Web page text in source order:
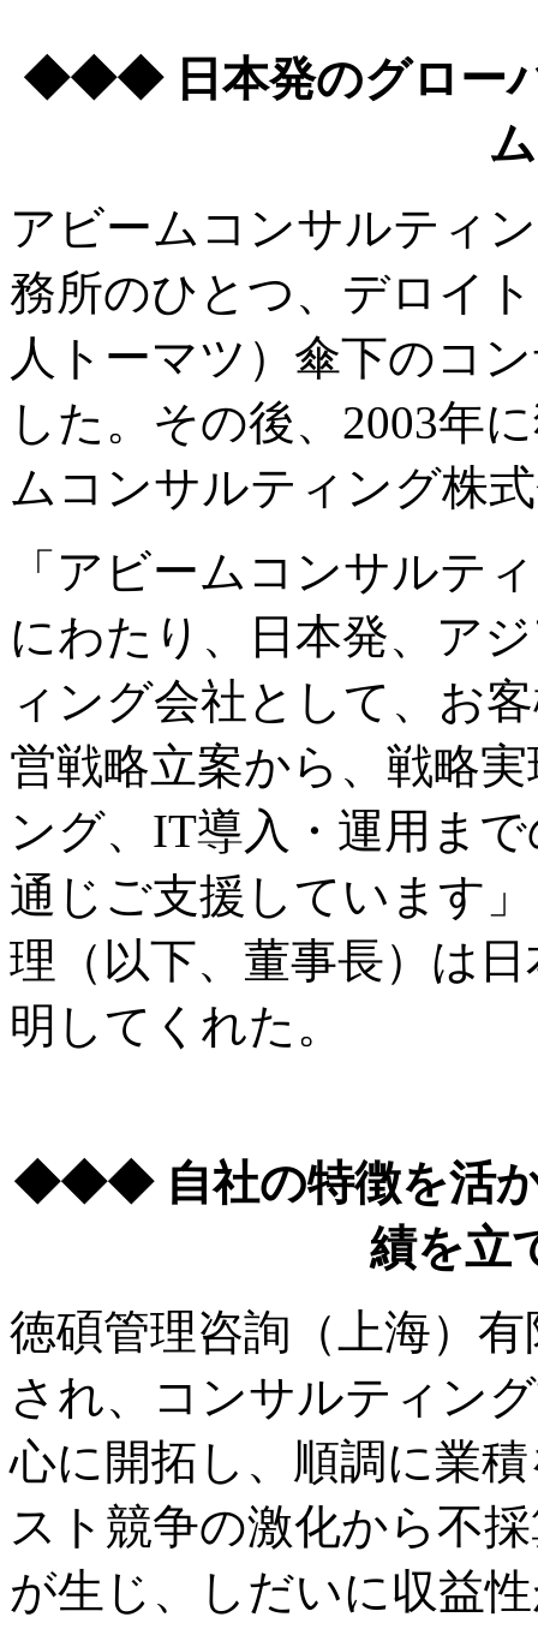
◆◆◆ 日本発のグロー
アビームコンサルティ
務所のひとつ、デロイ
人トーマツ）傘下のコ
した。その後、2003年
ムコンサルティング株
「アビームコンサルテ
にわたり、日本発、ア
ィング会社として、お
営戦略立案から、戦略
ング、IT導入・運用ま
通じご支援しています
理（以下、董事長）は
明してくれた。
◆◆◆ 自社の特徴を活か
績を
徳碩管理咨詢（上海）
され、コンサルティン
心に開拓し、順調に業
スト競争の激化から不
が生じ、しだいに収益